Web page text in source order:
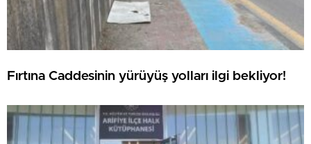
Fırtına Caddesinin yürüyüş yolları ilgi bekliyor!